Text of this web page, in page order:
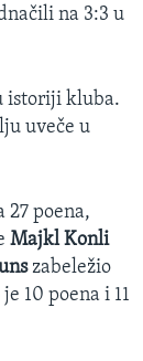
na 3:3 u
istoriji kluba.
uveče u
27 poena,
Majkl Konli
zabeležio
10 poena i 11